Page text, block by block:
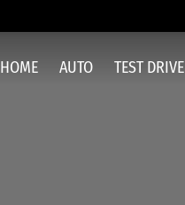
HOME AUTO TEST DRIVE